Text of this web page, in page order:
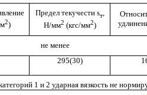
2)
Предел текучести sт,
Н/мм2 (кгс/мм2)
не менее
295(30)
1 и 2 ударная вязкость не